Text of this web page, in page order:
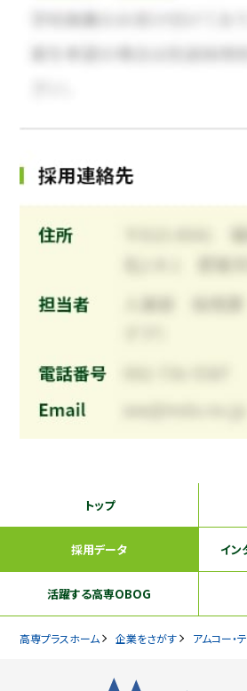
トップ
採用データ イン
活躍する高専OBOG
高専プラスホーム 企業をさがす アムコー・